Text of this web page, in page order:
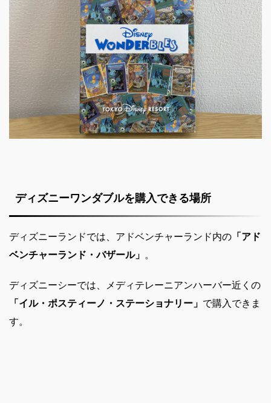
ディズニーワンダブルを購入できる場所
ディズニーランドでは、アドベンチャーランド内の 「アド
ベンチャーランド・バザール」 。
ディズニーシーでは、メディテレーニアンハーバー近くの
「イル・ポスティーノ・ステーショナリー」 で購入できま
す。